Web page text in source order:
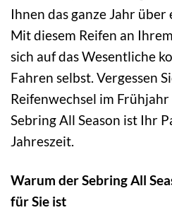
Ihnen das ganze Jahr
Mit diesem Reifen an
sich auf das Wesentliche
Fahren selbst. Vergessen
Reifenwechsel im
Sebring All Season ist Ihr
Jahreszeit.
Warum der Sebring All
für Sie ist